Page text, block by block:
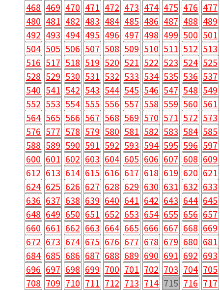
468 469 470 471 472 473 474 475 476 477
480 481 482 483 484 485 486 487 488 489
492 493 494 495 496 497 498 499 500 501
504 505 506 507 508 509 510 511 512 513
516 517 518 519 520 521 522 523 524 525
528 529 530 531 532 533 534 535 536 537
540 541 542 543 544 545 546 547 548 549
552 553 554 555 556 557 558 559 560 561
564 565 566 567 568 569 570 571 572 573
576 577 578 579 580 581 582 583 584 585
588 589 590 591 592 593 594 595 596 597
600 601 602 603 604 605 606 607 608 609
612 613 614 615 616 617 618 619 620 621
624 625 626 627 628 629 630 631 632 633
636 637 638 639 640 641 642 643 644 645
648 649 650 651 652 653 654 655 656 657
660 661 662 663 664 665 666 667 668 669
672 673 674 675 676 677 678 679 680 681
684 685 686 687 688 689 690 691 692 693
696 697 698 699 700 701 702 703 704 705
708 709 710 711 712 713 714 715 716 717